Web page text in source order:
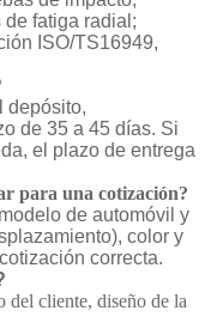
fatiga radial;
ISO/TS16949,
depósito,
de 35 a 45 días. Si
el plazo de entrega
para una cotización?
de automóvil y
color y
correcta.
cliente, diseño de la